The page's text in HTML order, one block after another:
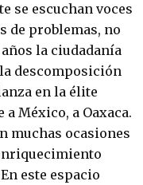
se escuchan voces
de problemas, no
la ciudadanía
descomposición
en la élite
México, a Oaxaca.
muchas ocasiones
este espacio